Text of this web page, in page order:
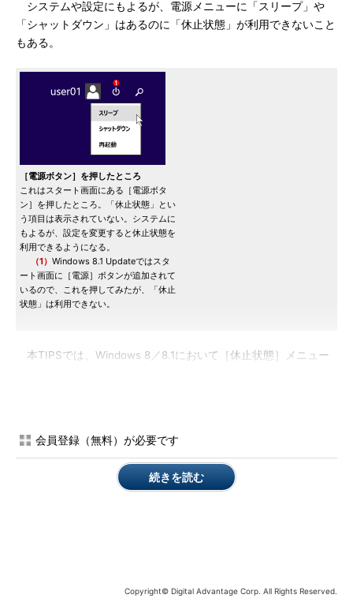
システムや設定にもよるが、電源メニューに「スリープ」や
「シャットダウン」はあるのに「休止状態」が利用できないこと
もある。
［電源ボタン］を押したところ
これはスタート画面にある［電源ボタ
ン］を押したところ。「休止状態」とい
う項目は表示されていない。システムに
もよるが、設定を変更すると休止状態を
利用できるようになる。
（1） Windows 8.1 Updateではスタ
ート画面に［電源］ボタンが追加されて
いるので、これを押してみたが、「休止
状態」は利用できない。
本TIPSでは、Windows 8／8.1において［休止状態］メニュー
TIPS「電源ボタンでシステムを休止状態にする」
（Windows XP～Windows 7）
TIPS「Windows Vistaの［休止状態］オプションを有効に
システムで［休止状態］メニューを有効にするには、まず［コ
会員登録（無料）が必要です
続きを読む
Copyright© Digital Advantage Corp. All Rights Reserved.